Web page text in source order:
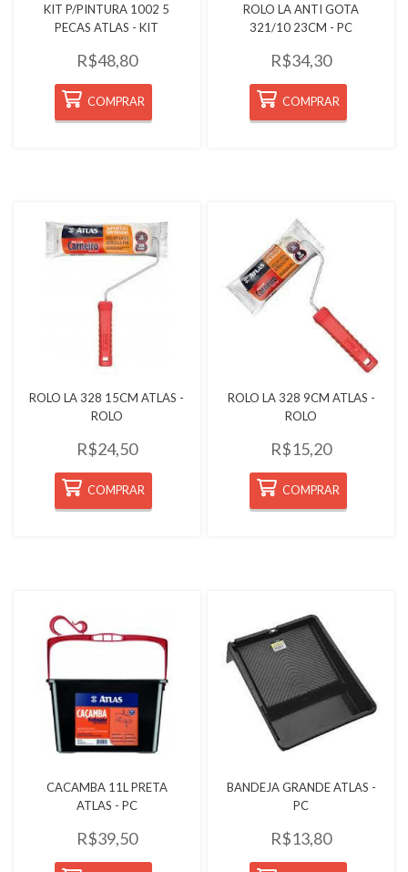
KIT P/PINTURA 1002 5
PECAS ATLAS - KIT
R$48,80
COMPRAR
ROLO LA ANTI GOTA
321/10 23CM - PC
R$34,30
COMPRAR
ROLO LA 328 15CM ATLAS -
ROLO
R$24,50
COMPRAR
Quickview
ROLO LA 328 9CM ATLAS -
ROLO
R$15,20
COMPRAR
Quickview
CACAMBA 11L PRETA
ATLAS - PC
R$39,50
Quickview
BANDEJA GRANDE ATLAS -
PC
R$13,80